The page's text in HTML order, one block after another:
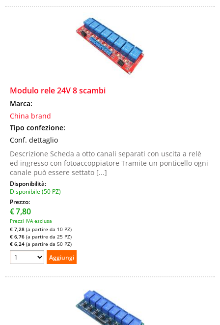
Modulo rele 24V 8 scambi
Marca:
China brand
Tipo confezione:
Conf. dettaglio
Descrizione Scheda a otto canali separati con uscita a relè
ed ingresso con fotoaccoppiatore Tramite un ponticello ogni
canale può essere settato [...]
Disponibilità:
Disponibile (50 PZ)
Prezzo:
€7,80
Prezzi IVA esclusa
€ 7,28 (a partire da 10 PZ)
€ 6,76 (a partire da 25 PZ)
€ 6,24 (a partire da 50 PZ)